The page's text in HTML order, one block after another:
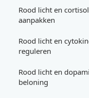
Rood licht en
aanpakken
Rood licht en
reguleren
Rood licht en
beloning